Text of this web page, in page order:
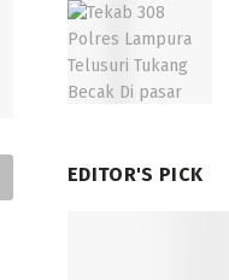
EDITOR'S PICK